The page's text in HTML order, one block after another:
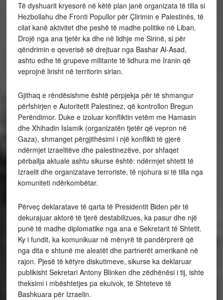
Të dyshuarit kryesorë në këtë plan janë organizata të tilla si
Hezbollahu dhe Fronti Popullor për Çlirimin e Palestinës, të
cilat kanë aktivitet dhe peshë të madhe politike në Liban.
Drojë nga ana tjetër ka dhe në lidhje me Sirinë, si për
qëndrimin e qeverisë së drejtuar nga Bashar Al-Asad,
ashtu edhe të grupeve militante të lidhura me Iranin që
veprojnë lirisht në territorin sirian.
Gjithaq e rëndësishme është përpjekja për të shmangur
përfshirjen e Autoritetit Palestinez, që kontrollon Bregun
Perëndimor. Duke e izoluar konfliktin vetëm me Hamasin
dhe Xhihadin Islamik (organizatën tjetër që vepron në
Gaza), shmanget përgjithësimi i një konflikti të gjerë
ndërmjet izraelitëve dhe palestinezëve, por shfaqet
përballja aktuale ashtu sikurse është: ndërmjet shtetit të
Izraelit dhe organizatave terroriste, të njohura si të tilla nga
komuniteti ndërkombëtar.
Përveç deklaratave të qarta të Presidentit Biden për të
dekurajuar aktorë të tjerë destabilizues, ka pasur dhe një
punë të madhe diplomatike nga ana e Sekretarit të Shtetit.
Ky i fundit, ka komunikuar në mënyrë të pandërprerë që
nga dita e shtunë me aleatët dhe partnerët amerikanë në
rajon. Pjesë të këtyre diskutimeve, sikurse ka deklaruar
publikisht Sekretari Antony Blinken dhe zëdhënësi i tij, ishte
theksimi i mbështetjes pa ekuivok, të Shteteve të
Bashkuara për Izraelin.